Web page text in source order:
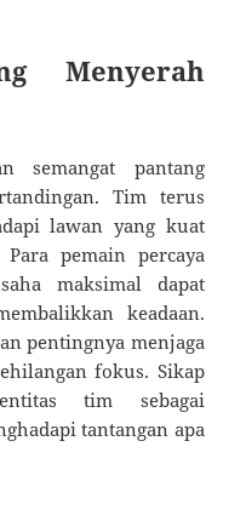
Menyerah
semangat pantang
Tim terus
lawan yang kuat
pemain percaya
maksimal dapat
keadaan.
pentingnya menjaga
fokus. Sikap
tim sebagai
tantangan apa